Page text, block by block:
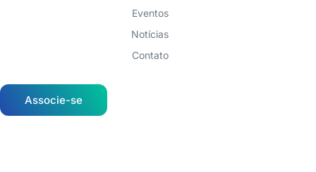
Eventos
Notícias
Contato
Associe-se